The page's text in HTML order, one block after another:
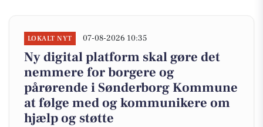
LOKALT NYT 07-08-2026 10:35
Ny digital platform skal gøre det
nemmere for borgere og
pårørende i Sønderborg Kommune
at følge med og kommunikere om
hjælp og støtte